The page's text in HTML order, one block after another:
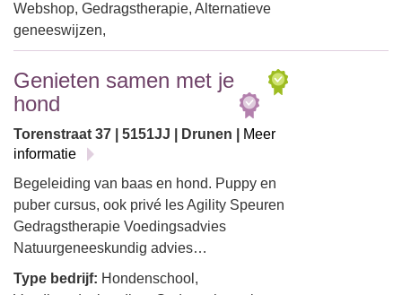
Webshop, Gedragstherapie, Alternatieve
geneeswijzen,
Genieten samen met je
hond
Torenstraat 37 | 5151JJ | Drunen |
Meer
informatie
Begeleiding van baas en hond. Puppy en
puber cursus, ook privé les Agility Speuren
Gedragstherapie Voedingsadvies
Natuurgeneeskundig advies…
Type bedrijf: Hondenschool,